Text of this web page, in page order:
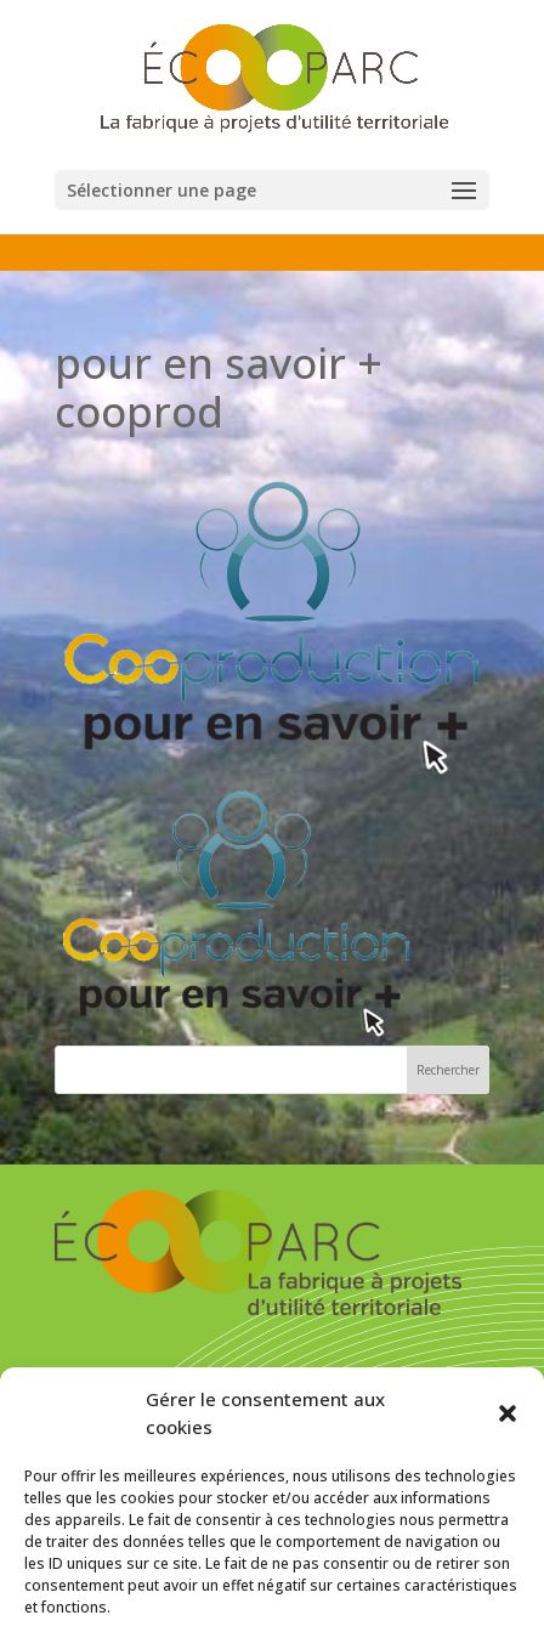
Gérer le consentement aux
cookies
Pour offrir les meilleures expériences, nous utilisons des technologies
telles que les cookies pour stocker et/ou accéder aux informations
des appareils. Le fait de consentir à ces technologies nous permettra
de traiter des données telles que le comportement de navigation ou
les ID uniques sur ce site. Le fait de ne pas consentir ou de retirer son
consentement peut avoir un effet négatif sur certaines caractéristiques
et fonctions.
Sélectionner une page
pour en savoir +
cooprod
MENTIONS LÉGALES
Politique de cookies (UE)